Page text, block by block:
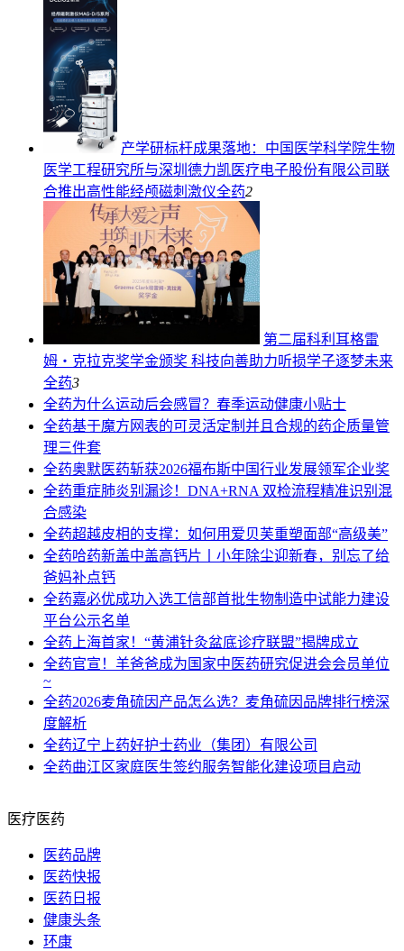
产学研标杆成果落地：中国医学科学院生物
医学工程研究所与深圳德力凯医疗电子股份有限公司联
合推出高性能经颅磁刺激仪全药2
第二届科利耳格雷
姆・克拉克奖学金颁奖 科技向善助力听损学子逐梦未来
全药3
全药为什么运动后会感冒？春季运动健康小贴士
全药基于魔方网表的可灵活定制并且合规的药企质量管
理三件套
全药奥默医药斩获2026福布斯中国行业发展领军企业奖
全药重症肺炎别漏诊！DNA+RNA 双检流程精准识别混
合感染
全药超越皮相的支撑：如何用爱贝芙重塑面部“高级美”
全药哈药新盖中盖高钙片丨小年除尘迎新春，别忘了给
爸妈补点钙
全药嘉必优成功入选工信部首批生物制造中试能力建设
平台公示名单
全药上海首家！“黄浦针灸盆底诊疗联盟”揭牌成立
全药官宣！羊爸爸成为国家中医药研究促进会会员单位
~
全药2026麦角硫因产品怎么选？麦角硫因品牌排行榜深
度解析
全药辽宁上药好护士药业（集团）有限公司
全药曲江区家庭医生签约服务智能化建设项目启动
医疗医药
医药品牌
医药快报
医药日报
健康头条
环康